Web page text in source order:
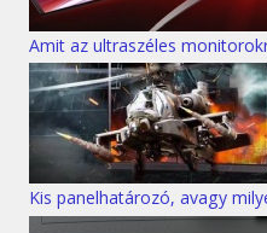
Amit az ultraszéles
Kis panelhatározó, avagy